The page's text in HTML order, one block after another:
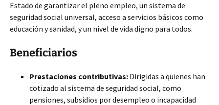
Estado de garantizar el pleno empleo, un sistema de
seguridad social universal, acceso a servicios básicos como
educación y sanidad, y un nivel de vida digno para todos.
Beneficiarios
Prestaciones contributivas: Dirigidas a quienes han
cotizado al sistema de seguridad social, como
pensiones, subsidios por desempleo o incapacidad